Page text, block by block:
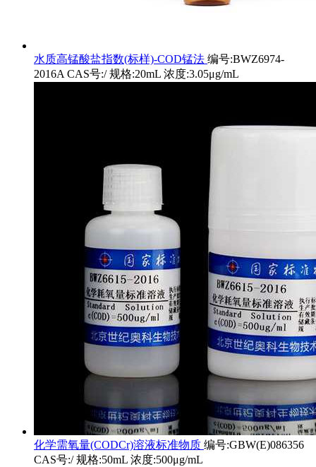
水质高锰酸盐指数(标样)-COD锰法 编号:BWZ6974-
2016A CAS号:/ 规格:20mL 浓度:3.05μg/mL
化学需氧量(CODCr)溶液标准物质 编号:GBW(E)086356
CAS号:/ 规格:50mL 浓度:500μg/mL